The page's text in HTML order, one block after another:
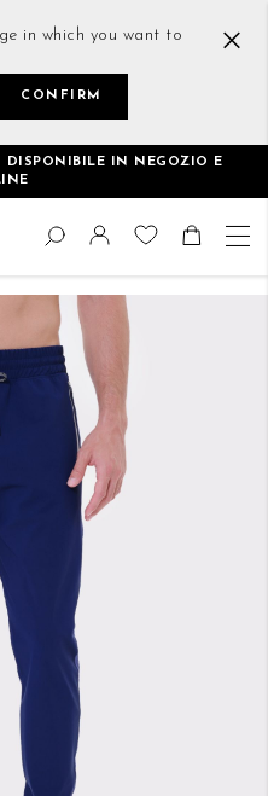
in which you want to
CONFIRM
DISPONIBILE IN NEGOZIO E
contenuto
Cambia
Cerca